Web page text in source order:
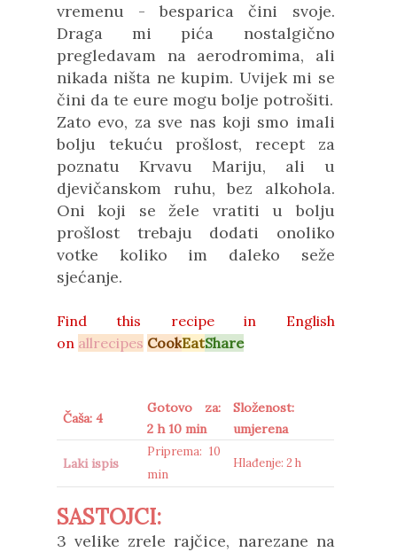
vremenu - besparica čini svoje.
Draga mi pića nostalgično
pregledavam na aerodromima, ali
nikada ništa ne kupim. Uvijek mi se
čini da te eure mogu bolje potrošiti.
Zato evo, za sve nas koji smo imali
bolju tekuću prošlost, recept za
poznatu Krvavu Mariju, ali u
djevičanskom ruhu, bez alkohola.
Oni koji se žele vratiti u bolju
prošlost trebaju dodati onoliko
votke koliko im daleko seže
sjećanje.
Find this recipe in
English
on allrecipes CookEatShare
Čaša: 4
Gotovo za:
2 h 10 min
Složenost:
umjerena
Laki ispis
Priprema: 10
min
Hlađenje: 2 h
SASTOJCI:
3 velike zrele rajčice, narezane na